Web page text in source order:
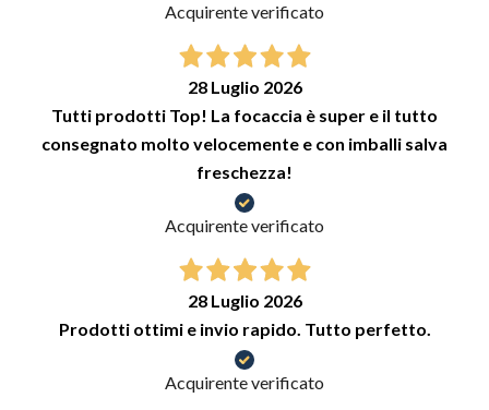
Acquirente verificato
28 Luglio 2026
Tutti prodotti Top! La focaccia è super e il tutto
consegnato molto velocemente e con imballi salva
freschezza!
Acquirente verificato
28 Luglio 2026
Prodotti ottimi e invio rapido. Tutto perfetto.
Acquirente verificato